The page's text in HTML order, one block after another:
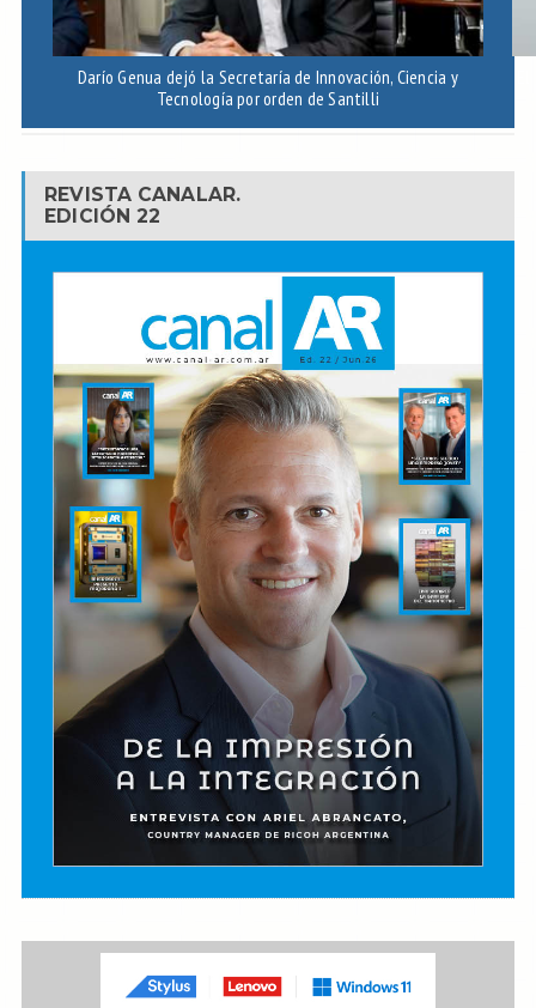
Darío Genua dejó la Secretaría de Innovación, Ciencia y
Tecnología por orden de Santilli
REVISTA CANALAR.
EDICIÓN 22